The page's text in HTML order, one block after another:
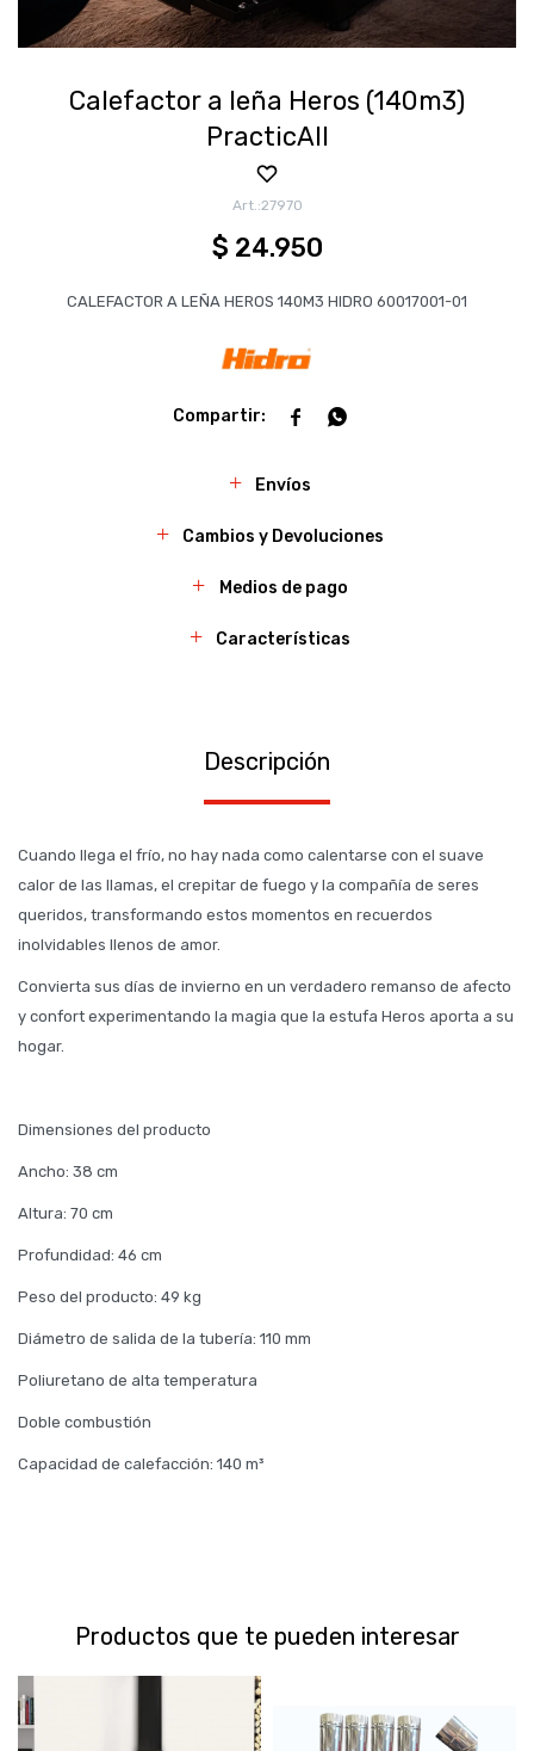
Calefactor a leña Heros (140m3)
PracticAll
27970
$ 24.950
CALEFACTOR A LEÑA HEROS 140M3 HIDRO 60017001-01
 
Envíos
Cambios y Devoluciones
Medios de pago
Características
Descripción
Cuando llega el frío, no hay nada como calentarse con el suave
calor de las llamas, el crepitar de fuego y la compañía de seres
queridos, transformando estos momentos en recuerdos
inolvidables llenos de amor.
Convierta sus días de invierno en un verdadero remanso de afecto
y confort experimentando la magia que la estufa Heros aporta a su
hogar.
Dimensiones del producto
Ancho: 38 cm
Altura: 70 cm
Profundidad: 46 cm
Peso del producto: 49 kg
Diámetro de salida de la tubería: 110 mm
Poliuretano de alta temperatura
Doble combustión
Capacidad de calefacción: 140 m³
Productos que te pueden interesar